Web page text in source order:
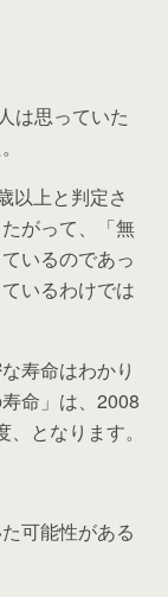
は思っていた
以上と判定さ
がって、「無
いるのであっ
いるわけでは
寿命はわかり
命」は、2008
となります。
可能性がある